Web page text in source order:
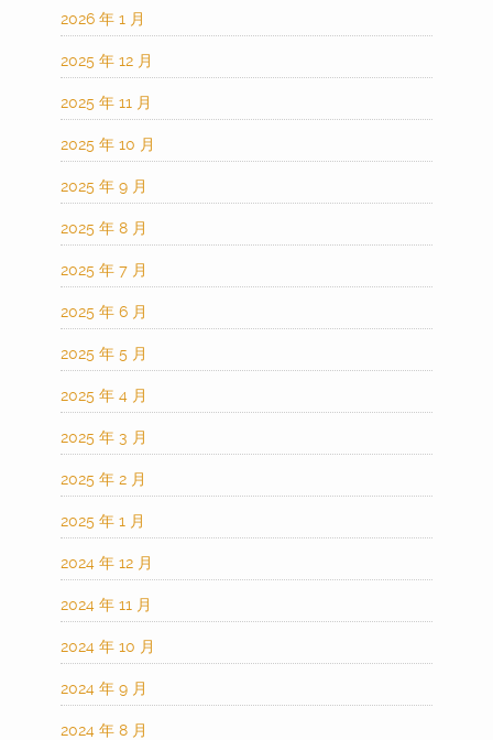
2026 年 1 月
2025 年 12 月
2025 年 11 月
2025 年 10 月
2025 年 9 月
2025 年 8 月
2025 年 7 月
2025 年 6 月
2025 年 5 月
2025 年 4 月
2025 年 3 月
2025 年 2 月
2025 年 1 月
2024 年 12 月
2024 年 11 月
2024 年 10 月
2024 年 9 月
2024 年 8 月